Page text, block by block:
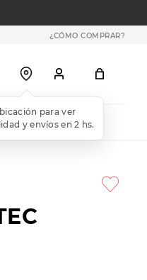
¿CÓMO COMPRAR?